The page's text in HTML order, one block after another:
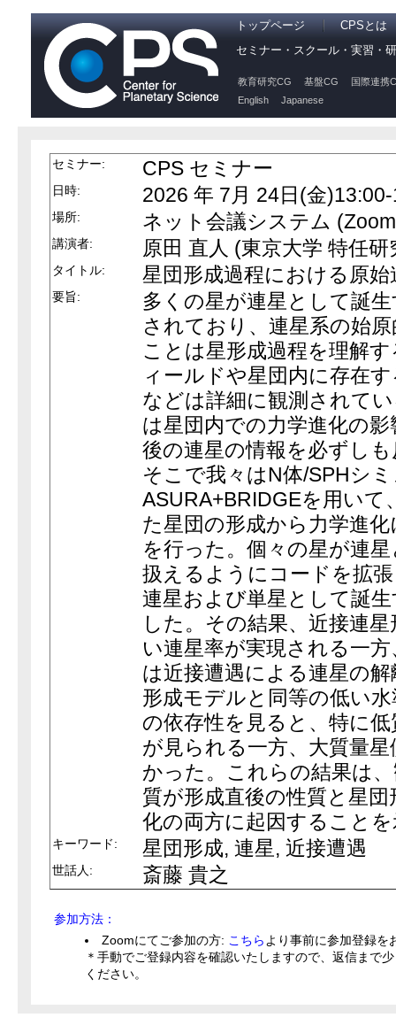
トップページ
CPSとは
セミナー・スクール・実習・
教育研究CG 基盤CG
国際連携
English
Japanese
セミナー: CPS セミナー
日時: 2026 年 7月 24日(金
場所: ネット会議システム
講演者: 原田 直人 (東京大学 特任研
タイトル: 星団形成過程における原
要旨:
多くの星が連星として誕
されており、連星系の始
ことは星形成過程を理解
ィールドや星団内に存在
などは詳細に観測されて
は星団内での力学進化の
後の連星の情報を必ずし
そこで我々はN体/SPHシ
ASURA+BRIDGEを用いて
た星団の形成から力学進
を行った。個々の星が連
扱えるようにコードを拡
連星および単星として誕
した。その結果、近接連
い連星率が実現される一
は近接遭遇による連星の
形成モデルと同等の低い
の依存性を見ると、特に
が見られる一方、大質量
かった。これらの結果は
質が形成直後の性質と星
化の両方に起因すること
キーワード: 星団形成, 連星, 近接遭遇
世話人: 斎藤 貴之
参加方法：
Zoomにてご参加の方: こちら より事前に参加登録を
＊手動でご登録内容を確認いたしますので、返信まで
ください。